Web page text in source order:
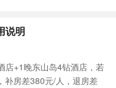
）。仿泰国云石寺，极富
殿总高 19 米，建筑面积
谊和佛教文化交流的象征
说明
店+1晚东山岛4钻酒店，若
补房差380元/人，退房差